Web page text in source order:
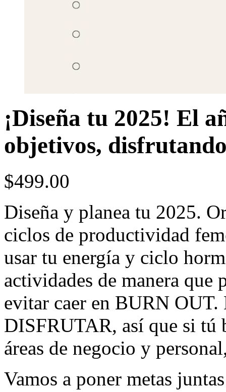
¡Diseña tu 2025! El
objetivos,
$499.00
Diseña y planea tu 2025.
ciclos de productividad
usar tu energía y ciclo
actividades de manera que
evitar caer en BURN OUT.
DISFRUTAR, así que si tú
áreas de negocio y
Vamos a poner metas